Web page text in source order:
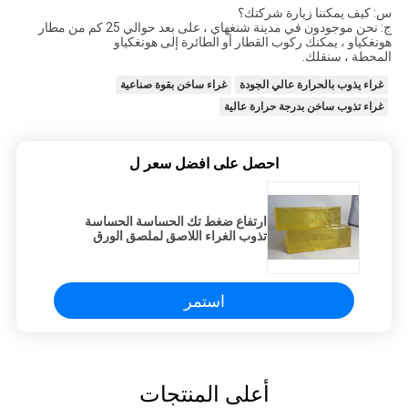
س: كيف يمكننا زيارة شركتك؟
ج: نحن موجودون في مدينة شنغهاي ، على بعد حوالي 25 كم من مطار
هونغكياو ، يمكنك ركوب القطار أو الطائرة إلى هونغكياو
المحطة ، سنقلك.
غراء يذوب بالحرارة عالي الجودة
غراء ساخن بقوة صناعية
غراء تذوب ساخن بدرجة حرارة عالية
احصل على افضل سعر ل
ارتفاع ضغط تك الحساسة الحساسة
تذوب الغراء اللاصق لملصق الورق
استمر
أعلى المنتجات